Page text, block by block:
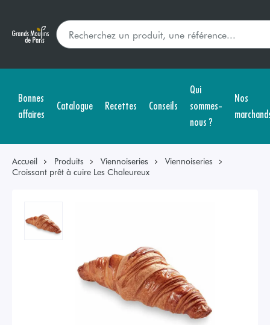
Bonnes
affaires
Catalogue Recettes Conseils
Qui
sommes-
nous ?
Nos
Accueil Produits Viennoiseries
Viennoiseries
Croissant prêt à cuire Les Chaleureux